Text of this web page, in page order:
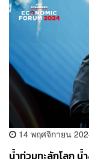
14 พฤศจิกายน
น้ำท่วมทะลักโลก น้